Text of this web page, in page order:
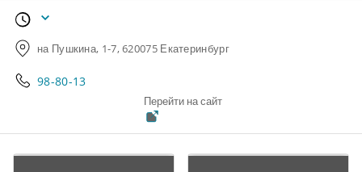
на Пушкина, 1-7, 620075 Екатеринбург
98-80-13
Перейти на сайт